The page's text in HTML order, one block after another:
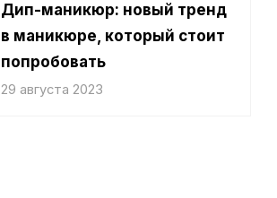
Дип-маникюр: новый тренд
в маникюре, который стоит
попробовать
29 августа 2023